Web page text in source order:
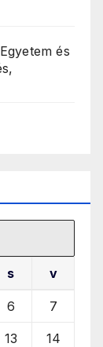
és
s v
6 7
13 14